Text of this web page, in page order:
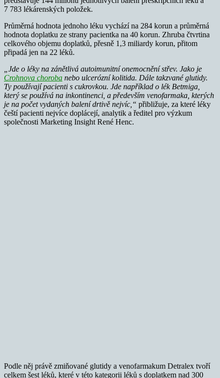
7 783 lékárenských položek.
Průměrná hodnota jednoho léku vychází na 284 korun a průměrná
hodnota doplatku ze strany pacientka na 40 korun. Zhruba čtvrtina
celkového objemu doplatků, přesně 1,3 miliardy korun, přitom
připadá jen na 22 léků.
„Jde o léky na zánětlivá autoimunitní onemocnění střev. Jako je
Crohnova choroba nebo ulcerózní kolitida. Dále takzvané glutidy.
Ty používají pacienti s cukrovkou. Jde například o lék Betmiga,
který se používá na inkontinenci, a především venofarmaka, kterých
je na počet vydaných balení drtivě nejvíc,“ přibližuje, za které léky
čeští pacienti nejvíce doplácejí, analytik a ředitel pro výzkum
společnosti Marketing Insight René Henc.
Podle něj právě zmiňované glutidy a venofarmakum Detralex tvoří
celkem šest léků, které v této kategorii léků s doplatkem nad 300